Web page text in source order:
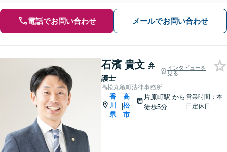
電話でお問い合わせ メールでお問い合わせ
石濱 貴文 弁
護士
インタビューを
見る
高松丸亀町法律事務所
香
川
県
|
高
松
市
片原町駅 から
徒歩5分
営業時間：本
日定休日